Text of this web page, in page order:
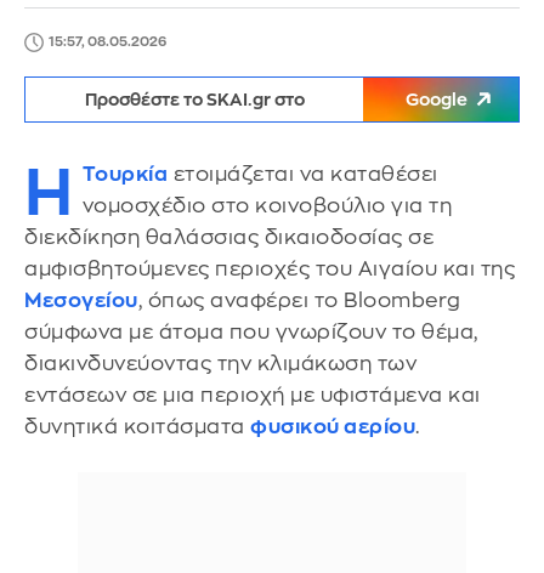
15:57, 08.05.2026
Προσθέστε το SKAI.gr στο Google
Η Τουρκία ετοιμάζεται να καταθέσει
νομοσχέδιο στο κοινοβούλιο για τη
διεκδίκηση θαλάσσιας δικαιοδοσίας σε
αμφισβητούμενες περιοχές του Αιγαίου και της
Μεσογείου, όπως αναφέρει το Bloomberg
σύμφωνα με άτομα που γνωρίζουν το θέμα,
διακινδυνεύοντας την κλιμάκωση των
εντάσεων σε μια περιοχή με υφιστάμενα και
δυνητικά κοιτάσματα φυσικού αερίου.